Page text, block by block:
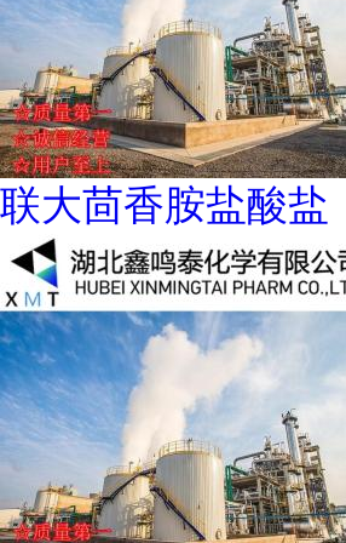
联大茴香胺盐酸盐